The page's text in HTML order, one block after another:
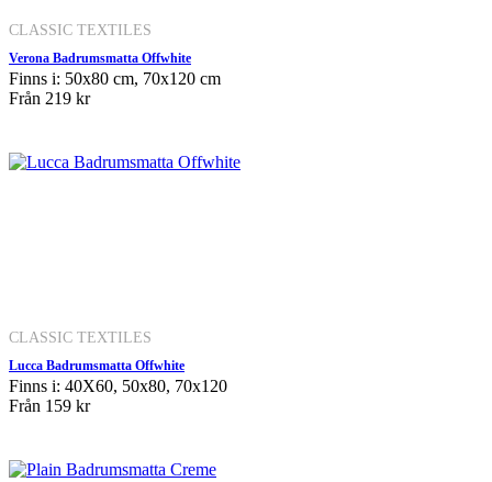
CLASSIC TEXTILES
Verona Badrumsmatta Offwhite
Finns i: 50x80 cm, 70x120 cm
Från 219 kr
CLASSIC TEXTILES
Lucca Badrumsmatta Offwhite
Finns i: 40X60, 50x80, 70x120
Från 159 kr